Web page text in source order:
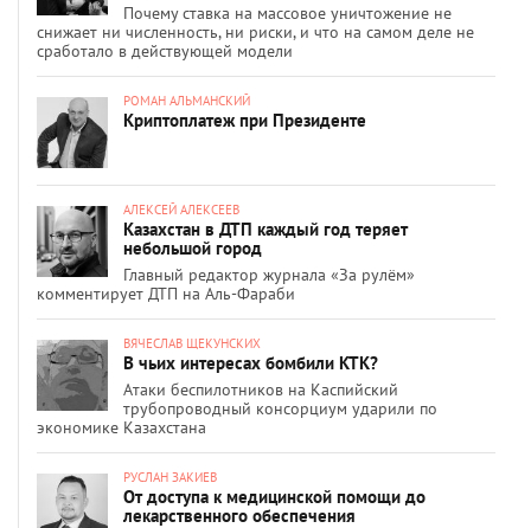
Почему ставка на массовое уничтожение не
снижает ни численность, ни риски, и что на самом деле не
сработало в действующей модели
РОМАН АЛЬМАНСКИЙ
Криптоплатеж при Президенте
АЛЕКСЕЙ АЛЕКСЕЕВ
Казахстан в ДТП каждый год теряет
небольшой город
Главный редактор журнала «За рулём»
комментирует ДТП на Аль-Фараби
ВЯЧЕСЛАВ ЩЕКУНСКИХ
В чьих интересах бомбили КТК?
Атаки беспилотников на Каспийский
трубопроводный консорциум ударили по
экономике Казахстана
РУСЛАН ЗАКИЕВ
От доступа к медицинской помощи до
лекарственного обеспечения